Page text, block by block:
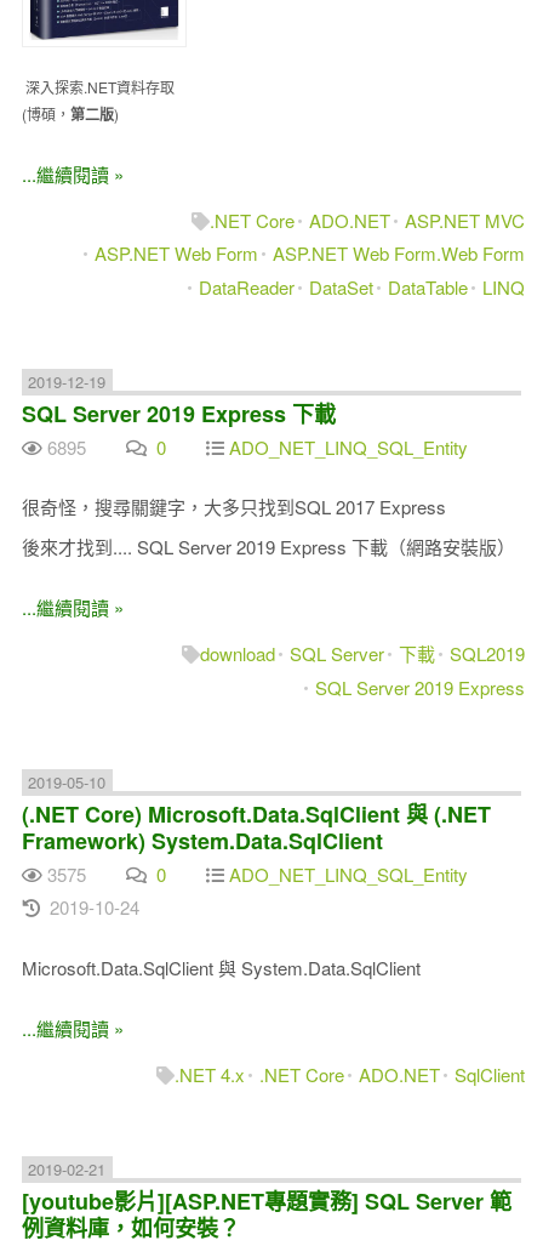
深入探索.NET資料存取
(博碩， 第二版)
...繼續閱讀 »
.NET Core ADO.NET ASP.NET MVC
ASP.NET Web Form
ASP.NET Web Form.Web Form
DataReader
DataSet DataTable LINQ
2019-12-19
SQL Server 2019 Express 下載
6895 0 ADO_NET_LINQ_SQL_Entity
很奇怪，搜尋關鍵字，大多只找到SQL 2017 Express
後來才找到.... SQL Server 2019 Express 下載（網路安裝版）
...繼續閱讀 »
download SQL Server 下載 SQL2019
SQL Server 2019 Express
2019-05-10
(.NET Core) Microsoft.Data.SqlClient 與 (.NET
Framework) System.Data.SqlClient
3575 0
ADO_NET_LINQ_SQL_Entity
2019-10-24
Microsoft.Data.SqlClient 與 System.Data.SqlClient
...繼續閱讀 »
.NET 4.x
.NET Core ADO.NET SqlClient
2019-02-21
[youtube影片][ASP.NET專題實務] SQL Server 範
例資料庫，如何安裝？